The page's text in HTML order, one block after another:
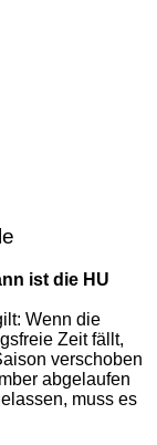
ist die HU
Wenn die
Zeit fällt,
verschoben
abgelaufen
muss es